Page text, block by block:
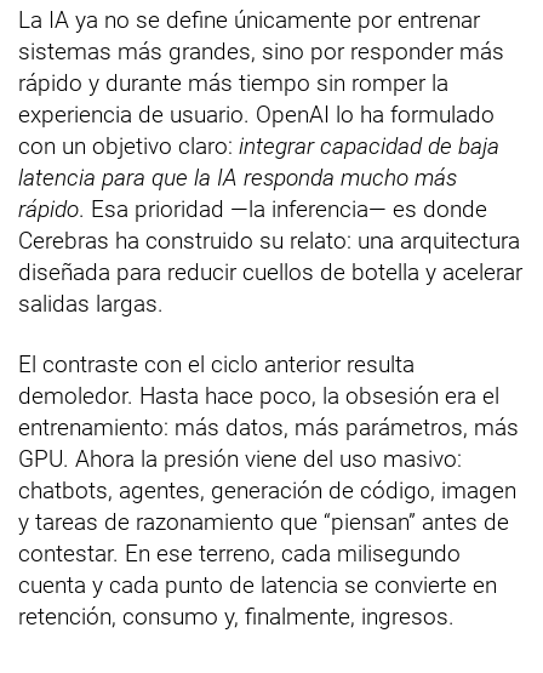
La IA ya no se define únicamente por entrenar
sistemas más grandes, sino por responder más
rápido y durante más tiempo sin romper la
experiencia de usuario. OpenAI lo ha formulado
con un objetivo claro: integrar capacidad de baja
latencia para que la IA responda mucho más
rápido. Esa prioridad —la inferencia— es donde
Cerebras ha construido su relato: una arquitectura
diseñada para reducir cuellos de botella y acelerar
salidas largas.
El contraste con el ciclo anterior resulta
demoledor. Hasta hace poco, la obsesión era el
entrenamiento: más datos, más parámetros, más
GPU. Ahora la presión viene del uso masivo:
chatbots, agentes, generación de código, imagen
y tareas de razonamiento que “piensan” antes de
contestar. En ese terreno, cada milisegundo
cuenta y cada punto de latencia se convierte en
retención, consumo y, finalmente, ingresos.